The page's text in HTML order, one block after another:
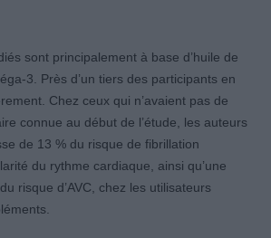
sont principalement à base d’huile de
3. Près d’un tiers des participants en
Chez ceux qui n’avaient pas de
connue au début de l’étude, les auteurs
de 13 % du risque de fibrillation
du rythme cardiaque, ainsi qu’une
risque d’AVC, chez les utilisateurs